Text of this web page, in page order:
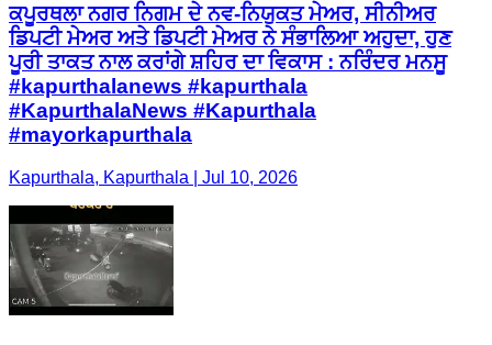
ਕਪੂਰਥਲਾ ਨਗਰ ਨਿਗਮ ਦੇ ਨਵ-ਨਿਯੁਕਤ ਮੇਅਰ, ਸੀਨੀਅਰ
ਡਿਪਟੀ ਮੇਅਰ ਅਤੇ ਡਿਪਟੀ ਮੇਅਰ ਨੇ ਸੰਭਾਲਿਆ ਅਹੁਦਾ, ਹੁਣ
ਪੂਰੀ ਤਾਕਤ ਨਾਲ ਕਰਾਂਗੇ ਸ਼ਹਿਰ ਦਾ ਵਿਕਾਸ : ਨਰਿੰਦਰ ਮਨਸੂ
#kapurthalanews #kapurthala
#KapurthalaNews #Kapurthala
#mayorkapurthala
Kapurthala, Kapurthala | Jul 10, 2026